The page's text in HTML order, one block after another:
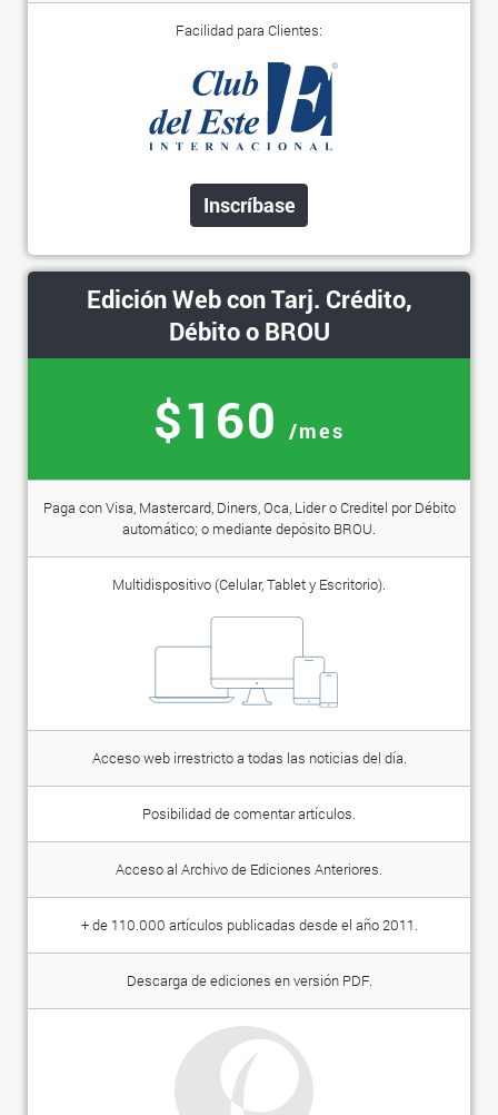
Facilidad para Clientes:
Inscríbase
Edición Web con Tarj. Crédito,
Débito o BROU
$160 /mes
Paga con Visa, Mastercard, Diners, Oca, Lider o Creditel por Débito
automático; o mediante depósito BROU.
Multidispositivo (Celular, Tablet y Escritorio).
Acceso web irrestricto a todas las noticias del día.
Posibilidad de comentar artículos.
Acceso al Archivo de Ediciones Anteriores.
+ de 110.000 artículos publicadas desde el año 2011.
Descarga de ediciones en versión PDF.